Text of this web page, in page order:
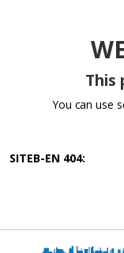
This
You can use
SITEB-EN 404: